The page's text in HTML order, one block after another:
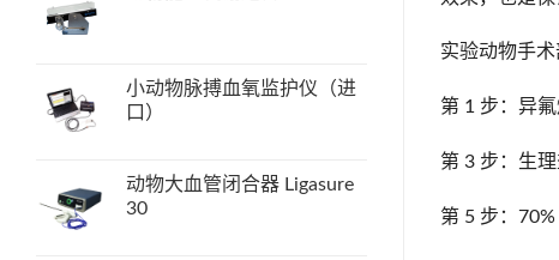
小动物脉搏血氧监护仪（进
口）
动物大血管闭合器 Ligasure
30
实验动物手
第 1 步：异
第 3 步：生
第 5 步：